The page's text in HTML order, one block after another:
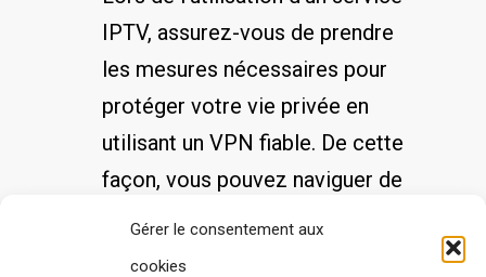
Gérer le consentement aux
cookies
IPTV, assurez-vous de prendre
‍les mesures nécessaires ‌pour⁤
protéger ​votre⁣ vie privée en‍
utilisant un VPN​ fiable.​ De cette
‌façon,​ vous pouvez naviguer ⁢de
manière anonyme et sécurisée,
sans divulguer vos informations⁢